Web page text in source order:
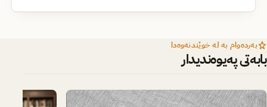
بەردەوام بە لە خوێندنەوەدا
بابەتی پەیوەندیدار